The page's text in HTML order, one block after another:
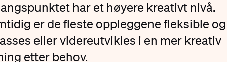
har et høyere kreativt nivå.
er de fleste oppleggene fleksible
eller videreutvikles i en mer kreativ
etter behov.